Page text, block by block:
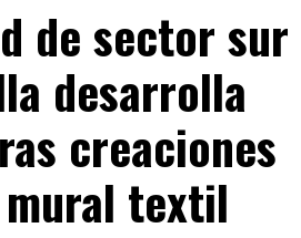
de sector sur
desarrolla
creaciones
textil